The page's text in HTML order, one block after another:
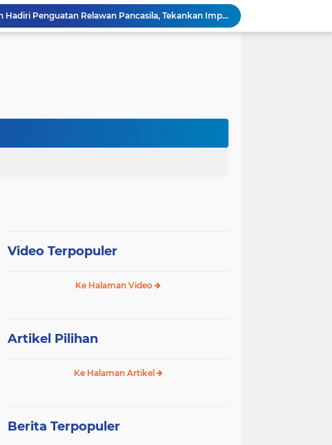
Wali Kota Pariaman Hadiri Penguatan Relawan Pancasila, Tekankan Implementasi Nilai Pancasila dalam Pelayanan Publik
Wali Kota Pariaman Bagikan Bibit Ikan Koi kepada Siswa SD untuk Edukasi Perikanan
Pengurus PWI Pariaman 2026–2029 Dilantik, Pemkot Tekankan Sinergi dan Profesionalisme Pers
Video Terpopuler
Ke Halaman Video
Artikel Pilihan
Ke Halaman Artikel
Berita Terpopuler